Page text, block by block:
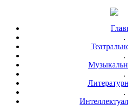
.
.
.
.